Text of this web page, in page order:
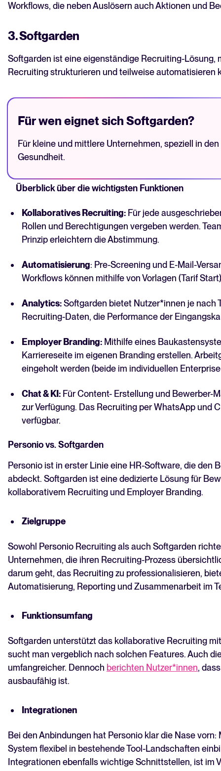
Workflows, die neben Auslösern auch Aktionen und
3. Softgarden
Softgarden ist eine eigenständige Recruiting-Lösung,
Recruiting strukturieren und teilweise automatisieren
Für wen eignet sich Softgarden?
Für kleine und mittlere Unternehmen, speziell in
Gesundheit.
Überblick über die wichtigsten Funktionen
Kollaboratives Recruiting: Für jede
Rollen und Berechtigungen vergeben werden.
Prinzip erleichtern die Abstimmung.
Automatisierung: Pre-Screening und E-Mail-
Workflows können mithilfe von Vorlagen (Tarif
Analytics:Softgarden bietet Nutzer*innen je nach
Recruiting-Daten, die Performance der
Employer Branding: Mithilfe eines
Karriereseite im eigenen Branding erstellen.
eingeholt werden (beide im individuellen
Chat & KI: Für Content- Erstellung und Bewerber-
zur Verfügung. Das Recruiting per WhatsApp und
verfügbar.
Personio vs. Softgarden
Personio ist in erster Linie eine HR-Software, die den
abdeckt. Softgarden ist eine dedizierte Lösung für
kollaborativem Recruiting und Employer Branding.
Zielgruppe
Sowohl Personio Recruiting als auch Softgarden
Unternehmen, die ihren Recruiting-Prozess
darum geht, das Recruiting zu professionalisieren,
Automatisierung, Reporting und Zusammenarbeit im
Funktionsumfang
Softgarden unterstützt das kollaborative Recruiting
sucht man vergeblich nach solchen Features. Auch
umfangreicher. Dennoch berichten Nutzer*innen,
ausbaufähig ist.
Integrationen
Bei den Anbindungen hat Personio klar die Nase
System flexibel in bestehende Tool-Landschaften
Integrationen ebenfalls wichtige Schnittstellen, ist im